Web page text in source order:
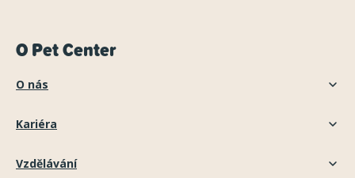
O Pet Center
O nás
Kariéra
Vzdělávání